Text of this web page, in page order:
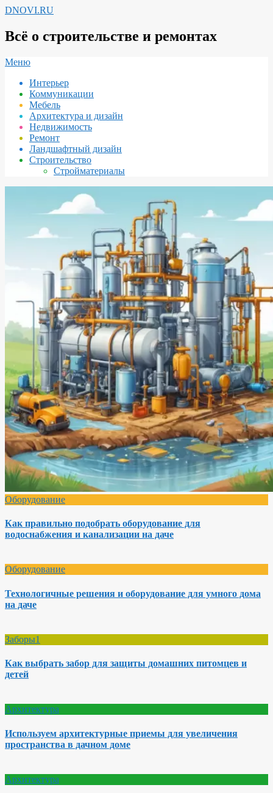
Перейти
содержимому
DNOVI.RU
Всё о строительстве и ремонтах
Вторичное
навигации
Меню
Интерьер
Коммуникации
Мебель
Архитектура и дизайн
Недвижимость
Ремонт
Ландшафтный дизайн
Строительство
Стройматериалы
Оборудование
Как правильно подобрать оборудование для
водоснабжения и канализации на даче
Оборудование
Технологичные решения и оборудование для умного дома
на даче
Заборы1
Как выбрать забор для защиты домашних питомцев и
детей
Архитектура
Используем архитектурные приемы для увеличения
пространства в дачном доме
Архитектура